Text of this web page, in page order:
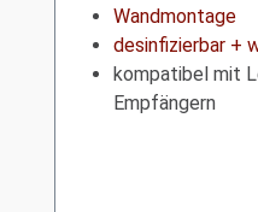
Wandmontage
desinfizierbar +
kompatibel mit
Empfängern